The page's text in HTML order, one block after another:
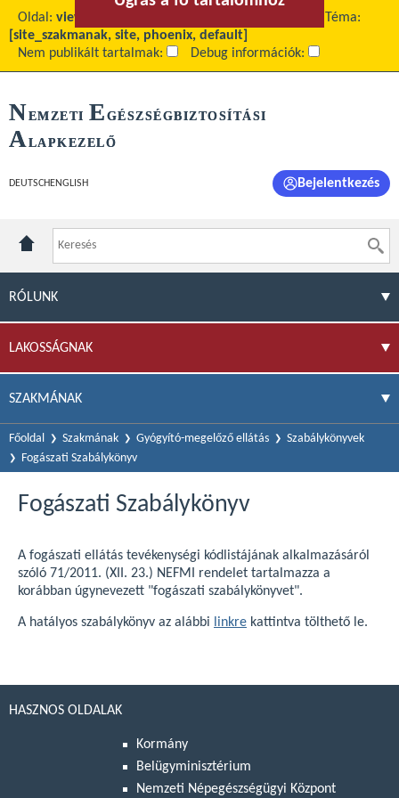
Oldal: view
Téma:
[site_szakmanak, site, phoenix, default]
Nem publikált tartalmak:
Debug információk:
NEMZETI E GÉSZSÉGBIZTOSÍTÁSI
ALAPKEZELŐ
DEUTSCH ENGLISH Bejelentkezés
RÓLUNK
LAKOSSÁGNAK
SZAKMÁNAK
Főoldal Szakmának Gyógyító-megelőző ellátás
Szabálykönyvek
Fogászati Szabálykönyv
Fogászati Szabálykönyv
A fogászati ellátás tevékenységi kódlistájának alkalmazásáról
szóló 71/2011. (XII. 23.) NEFMI rendelet tartalmazza a
korábban úgynevezett "fogászati szabálykönyvet".
A hatályos szabálykönyv az alábbi linkre kattintva tölthető le.
HASZNOS OLDALAK
Kormány
Belügyminisztérium
Nemzeti Népegészségügyi Központ